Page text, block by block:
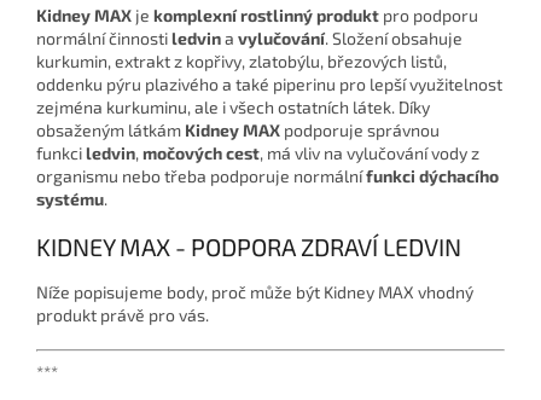
Kidney MAX je komplexní rostlinný produkt pro podporu
normální činnostiledvina vylučování. Složení obsahuje
kurkumin, extrakt z kopřivy, zlatobýlu, březových listů,
oddenku pýru plazivého a také piperinu pro lepší využitelnost
zejména kurkuminu, ale i všech ostatních látek. Díky
obsaženým látkám Kidney MAX podporuje správnou
funkciledvin, močových cest, má vliv na vylučování vody z
organismu nebo třeba podporuje normálnífunkci dýchacího
systému.
KIDNEY MAX - PODPORA ZDRAVÍ LEDVIN
Níže popisujeme body, proč může být Kidney MAX vhodný
produkt právě pro vás.
***